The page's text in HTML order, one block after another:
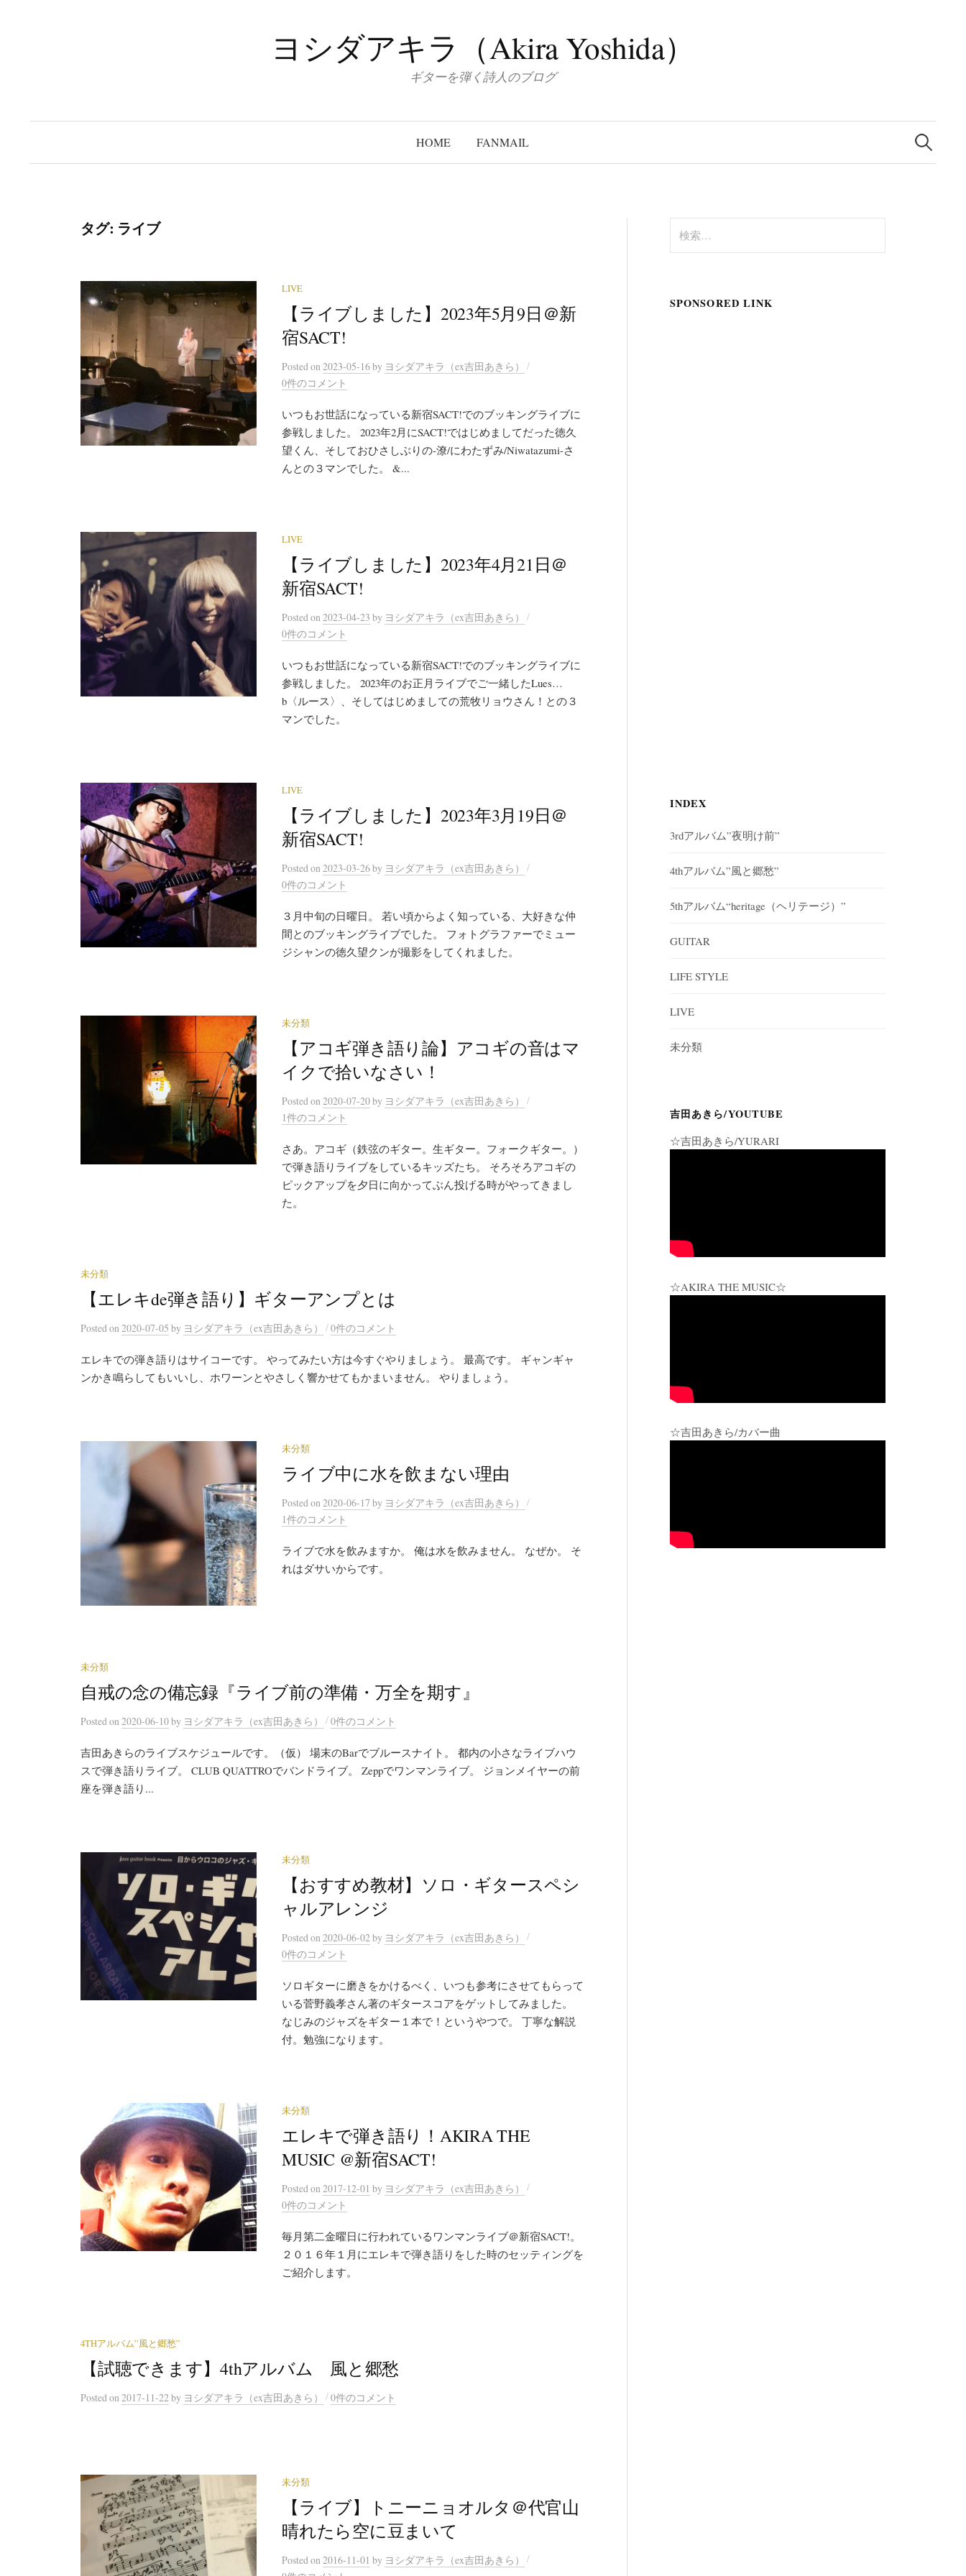
ヨシダアキラ（Akira Yoshida）
ギターを弾く詩人のブログ
HOME FANMAIL
検
索:
タグ: ライブ
LIVE
【ライブしました】2023年5月9日＠新
宿SACT!
Postedon 2023-05-16by ヨシダアキラ（ex吉田あきら）
/
0件のコメント
いつもお世話になっている新宿SACT!でのブッキングライブに
参戦しました。 2023年2月にSACT!ではじめましてだった徳久
望くん、そしておひさしぶりの-潦/にわたずみ/Niwatazumi-さ
んとの３マンでした。 &...
LIVE
【ライブしました】2023年4月21日＠
新宿SACT!
Postedon 2023-04-23 by ヨシダアキラ（ex吉田あきら）
/
0件のコメント
いつもお世話になっている新宿SACT!でのブッキングライブに
参戦しました。 2023年のお正月ライブでご一緒したLues…
b〈ルース〉、そしてはじめましての荒牧リョウさん！との３
マンでした。
LIVE
【ライブしました】2023年3月19日＠
新宿SACT!
Postedon 2023-03-26by ヨシダアキラ（ex吉田あきら）
/
0件のコメント
３月中旬の日曜日。 若い頃からよく知っている、大好きな仲
間とのブッキングライブでした。 フォトグラファーでミュー
ジシャンの徳久望クンが撮影をしてくれました。
未分類
【アコギ弾き語り論】アコギの音はマ
イクで拾いなさい！
Postedon 2020-07-20by ヨシダアキラ（ex吉田あきら）
/
1件のコメント
さあ。アコギ（鉄弦のギター。生ギター。フォークギター。）
で弾き語りライブをしているキッズたち。 そろそろアコギの
ピックアップを夕日に向かってぶん投げる時がやってきまし
た。
未分類
【エレキde弾き語り】ギターアンプとは
Postedon 2020-07-05 by ヨシダアキラ（ex吉田あきら） /0件のコメント
エレキでの弾き語りはサイコーです。 やってみたい方は今すぐやりましょう。 最高です。 ギャンギャ
ンかき鳴らしてもいいし、ホワーンとやさしく響かせてもかまいません。 やりましょう。
未分類
ライブ中に水を飲まない理由
Postedon 2020-06-17 by ヨシダアキラ（ex吉田あきら）
/
1件のコメント
ライブで水を飲みますか。 俺は水を飲みません。 なぜか。 そ
れはダサいからです。
未分類
自戒の念の備忘録『ライブ前の準備・万全を期す』
Posted on 2020-06-10by ヨシダアキラ（ex吉田あきら） /0件のコメント
吉田あきらのライブスケジュールです。（仮） 場末のBarでブルースナイト。 都内の小さなライブハウ
スで弾き語りライブ。 CLUB QUATTROでバンドライブ。 Zeppでワンマンライブ。 ジョンメイヤーの前
座を弾き語り...
未分類
【おすすめ教材】ソロ・ギタースペシ
ャルアレンジ
Posted on 2020-06-02by ヨシダアキラ（ex吉田あきら）
/
0件のコメント
ソロギターに磨きをかけるべく、いつも参考にさせてもらって
いる菅野義孝さん著のギタースコアをゲットしてみました。
なじみのジャズをギター１本で！というやつで。 丁寧な解説
付。勉強になります。
未分類
エレキで弾き語り！AKIRA THE
MUSIC @新宿SACT!
Posted on 2017-12-01 by ヨシダアキラ（ex吉田あきら）
/
0件のコメント
毎月第二金曜日に行われているワンマンライブ＠新宿SACT!。
２０１６年１月にエレキで弾き語りをした時のセッティングを
ご紹介します。
4THアルバム”風と郷愁”
【試聴できます】4thアルバム 風と郷愁
Posted on 2017-11-22by ヨシダアキラ（ex吉田あきら） /0件のコメント
未分類
【ライブ】トニーニョオルタ＠代官山
晴れたら空に豆まいて
Posted on 2016-11-01 by ヨシダアキラ（ex吉田あきら）
/
索:
SPONSORED LINK
INDEX
3rdアルバム”夜明け前”
4thアルバム”風と郷愁”
5thアルバム“heritage（ヘリテージ）”
GUITAR
LIFE STYLE
LIVE
未分類
吉田あきら/YOUTUBE
☆吉田あきら/YURARI
☆AKIRA THE MUSIC☆
☆吉田あきら/カバー曲